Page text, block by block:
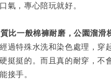
氣，專心陪玩就好。
比一般棉褲耐磨，公園溜滑
過特殊水洗和染色處理，穿
挺挺的。而且真的耐穿，不
接手。